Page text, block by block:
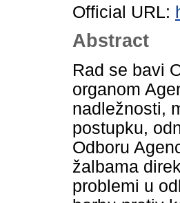
Official URL:
Abstract
Rad se bavi
organom
nadležnosti,
postupku,
Odboru
žalbama
problemi u